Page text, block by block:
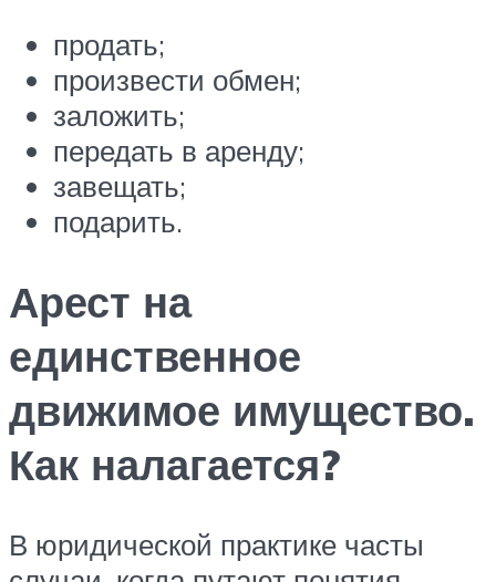
продать;
произвести обмен;
заложить;
передать в аренду;
завещать;
подарить.
Арест на
единственное
движимое имущество.
Как налагается?
В юридической практике часты